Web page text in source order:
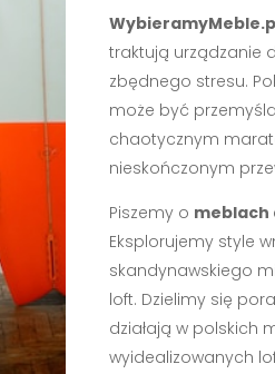
traktują urządzanie
zbędnego stresu.
może być
chaotycznym
nieskończonym
Piszemy o meblach
Eksplorujemy style
skandynawskiego
loft. Dzielimy się
działają w polskich
wyidealizowanych